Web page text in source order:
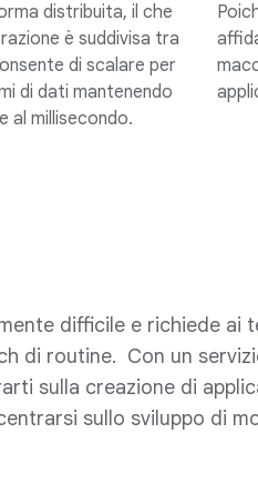
distribuita, il che
è suddivisa tra
di scalare per
di dati mantenendo
al millisecondo.
difficile e richiede ai
di routine. Con un
sulla creazione di
sullo sviluppo di